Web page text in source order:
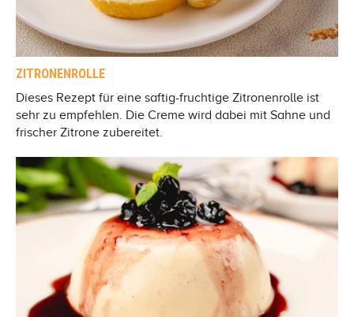
ZITRONENROLLE
Dieses Rezept für eine saftig-fruchtige Zitronenrolle ist
sehr zu empfehlen. Die Creme wird dabei mit Sahne und
frischer Zitrone zubereitet.